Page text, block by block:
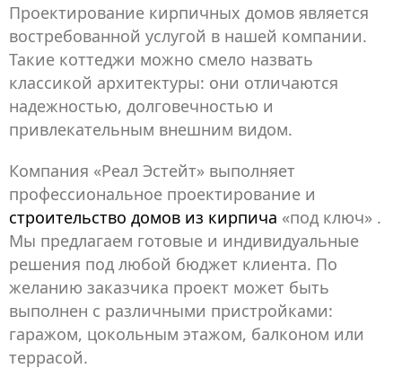
Проектирование кирпичных домов является
востребованной услугой в нашей компании.
Такие коттеджи можно смело назвать
классикой архитектуры: они отличаются
надежностью, долговечностью и
привлекательным внешним видом.
Компания «Реал Эстейт» выполняет
профессиональное проектирование и
строительство домов из кирпича «под ключ» .
Мы предлагаем готовые и индивидуальные
решения под любой бюджет клиента. По
желанию заказчика проект может быть
выполнен с различными пристройками:
гаражом, цокольным этажом, балконом или
террасой.